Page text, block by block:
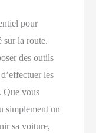
pour
sur la route.
des outils
les
Que vous
simplement un
sa voiture,